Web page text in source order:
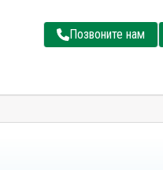
Позвоните нам